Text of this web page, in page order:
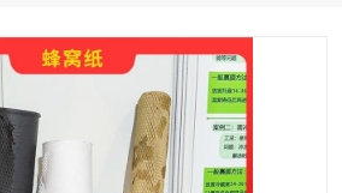
纤维打包带
充气袋
缠绕膜